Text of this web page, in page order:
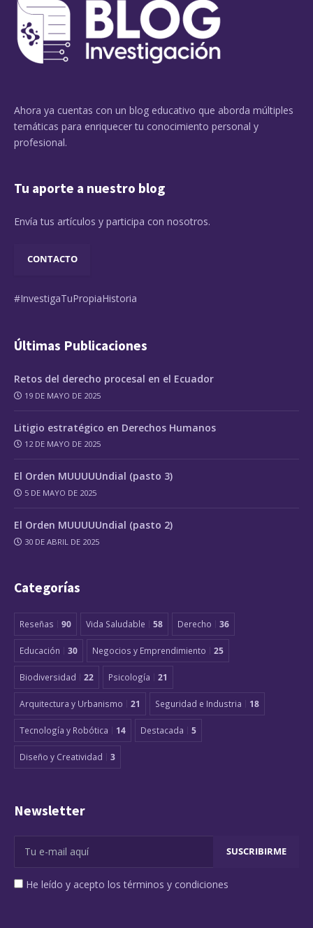
Ahora ya cuentas con un blog educativo que aborda múltiples
temáticas para enriquecer tu conocimiento personal y
profesional.
Tu aporte a nuestro blog
Envía tus artículos y participa con nosotros.
CONTACTO
#InvestigaTuPropiaHistoria
Últimas Publicaciones
Retos del derecho procesal en el Ecuador
19 DE MAYO DE 2025
Litigio estratégico en Derechos Humanos
12 DE MAYO DE 2025
El Orden MUUUUUndial (pasto 3)
5 DE MAYO DE 2025
El Orden MUUUUUndial (pasto 2)
30 DE ABRIL DE 2025
Categorías
Reseñas 90 Vida Saludable 58 Derecho 36
Educación 30 Negocios y Emprendimiento 25
Biodiversidad 22 Psicología 21
Arquitectura y Urbanismo 21 Seguridad e Industria 18
Tecnología y Robótica 14 Destacada 5
Diseño y Creatividad 3
Newsletter
He leído y acepto los términos y condiciones